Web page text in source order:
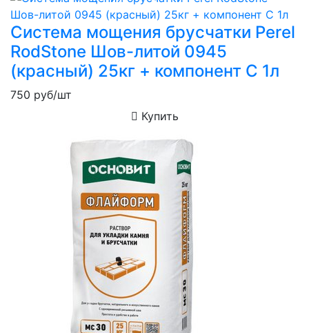
Система мощения брусчатки Perel
RodStone Шов-литой 0945
(красный) 25кг + компонент C 1л
750 руб/шт
Купить